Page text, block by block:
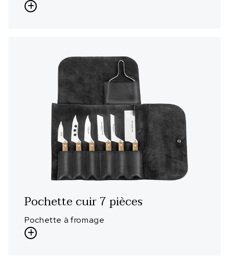
Pochette cuir 7 pièces
Pochette à fromage